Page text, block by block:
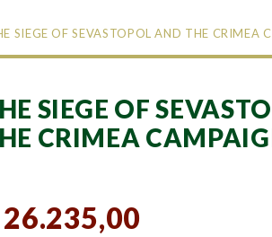
SIEGE OF SEVASTOPOL AND THE CRIMEA
SIEGE OF
CRIMEA
26.235,00